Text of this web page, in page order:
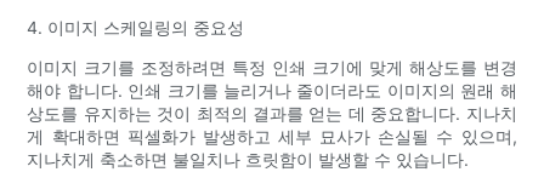
4. 이미지 스케일링의 중요성
이미지 크기를 조정하려면 특정 인쇄 크기에 맞게 해상도를 변경
해야 합니다. 인쇄 크기를 늘리거나 줄이더라도 이미지의 원래 해
상도를 유지하는 것이 최적의 결과를 얻는 데 중요합니다. 지나치
게 확대하면 픽셀화가 발생하고 세부 묘사가 손실될 수 있으며,
지나치게 축소하면 불일치나 흐릿함이 발생할 수 있습니다.